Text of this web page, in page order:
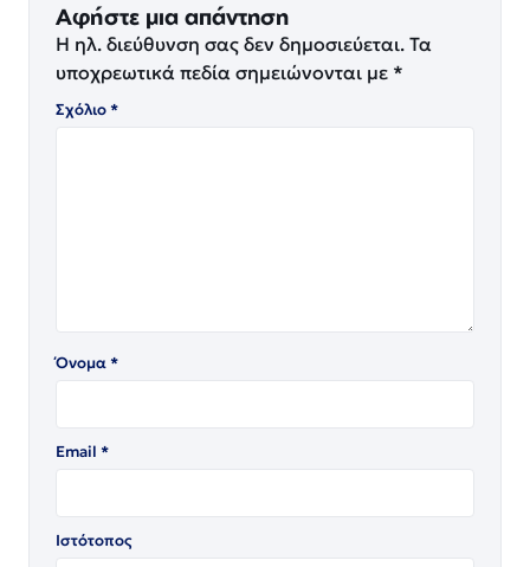
Αφήστε μια απάντηση
Η ηλ. διεύθυνση σας δεν δημοσιεύεται. Τα
υποχρεωτικά πεδία σημειώνονται με *
Σχόλιο*
Όνομα*
Email *
Ιστότοπος